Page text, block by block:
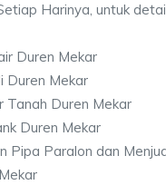
Harinya, untuk
Duren Mekar
Duren Mekar
Tanah Duren Mekar
Duren Mekar
Pipa Paralon dan